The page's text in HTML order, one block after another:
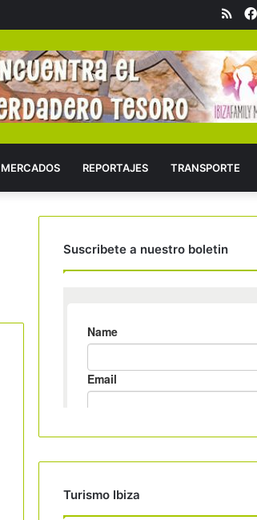
RSS
MERCADOS REPORTAJES TRANSPORTE
Suscribete a nuestro boletin
Turismo Ibiza